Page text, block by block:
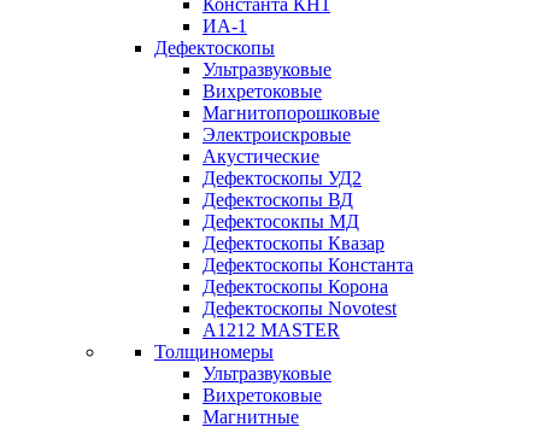
Константа КН1
ИА-1
Дефектоскопы
Ультразвуковые
Вихретоковые
Магнитопорошковые
Электроискровые
Акустические
Дефектоскопы УД2
Дефектоскопы ВД
Дефектосокпы МД
Дефектоскопы Квазар
Дефектоскопы Константа
Дефектоскопы Корона
Дефектоскопы Novotest
А1212 MASTER
Толщиномеры
Ультразвуковые
Вихретоковые
Магнитные